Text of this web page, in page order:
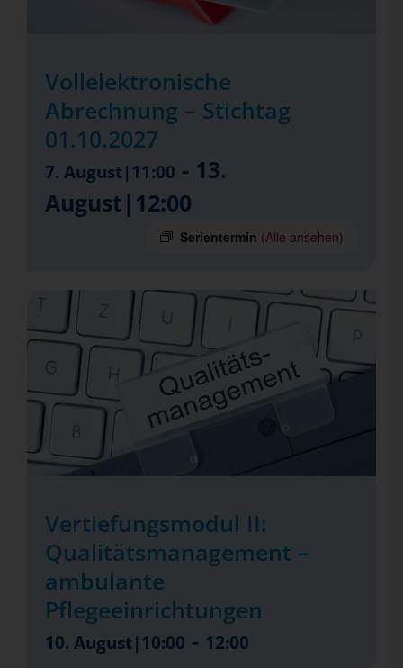
Vollelektronische
Abrechnung – Stichtag
01.10.2027
7. August|11:00 - 13.
August|12:00
Serientermin (Alle ansehen)
Vertiefungsmodul II:
Qualitätsmanagement –
ambulante
Pflegeeinrichtungen
10. August|10:00 - 12:00